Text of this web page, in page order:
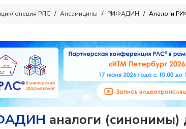
РЛС Ансамицины РИФАДИН Аналоги
аналоги (синонимы)